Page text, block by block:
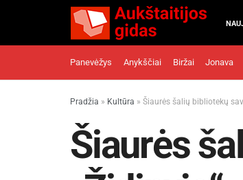
Panevėžys Anykščiai Biržai Jonava
Pradžia » Kultūra » Šiaurės šalių bibliotekų
Šiaurės